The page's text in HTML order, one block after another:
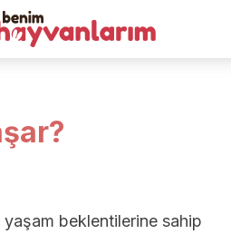
yaşam beklentilerine sahip